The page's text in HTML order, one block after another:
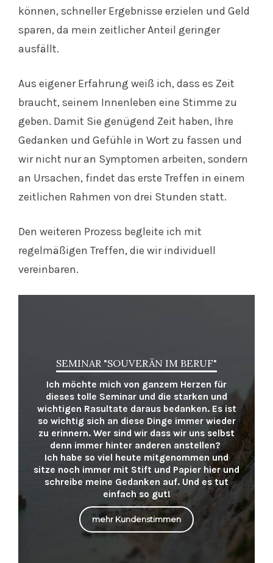
können, schneller Ergebnisse erzielen und Geld
sparen, da mein zeitlicher Anteil geringer
ausfällt.
Aus eigener Erfahrung weiß ich, dass es Zeit
braucht, seinem Innenleben eine Stimme zu
geben. Damit Sie genügend Zeit haben, Ihre
Gedanken und Gefühle in Wort zu fassen und
wir nicht nur an Symptomen arbeiten, sondern
an Ursachen, findet das erste Treffen in einem
zeitlichen Rahmen von drei Stunden statt.
Den weiteren Prozess begleite ich mit
regelmäßigen Treffen, die wir individuell
vereinbaren.
SEMINAR "SOUVERÄN IM BERUF"
Ich möchte mich von ganzem Herzen für
dieses tolle Seminar und die starken und
wichtigen Rasultate daraus bedanken. Es ist
so wichtig sich an diese Dinge immer wieder
zu erinnern. Wer sind wir dass wir uns selbst
denn immer hinter anderen anstellen?
Ich habe so viel heute mitgenommen und
sitze noch immer mit Stift und Papier hier und
schreibe meine Gedanken auf. Und es tut
einfach so gut!
mehr Kundenstimmen